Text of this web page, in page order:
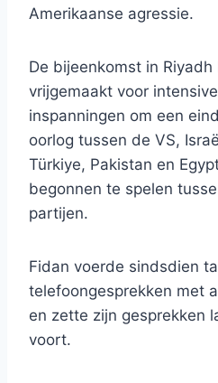
Amerikaanse agressie.
De bijeenkomst in
vrijgemaakt voor
inspanningen om een
oorlog tussen de VS,
Türkiye, Pakistan en
begonnen te spelen
partijen.
Fidan voerde sindsdien
telefoongesprekken met
en zette zijn gesprekken
voort.